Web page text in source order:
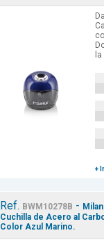
+
Ref. BWM10278B -
Cuchilla de Acero al
Color Azul Marino.